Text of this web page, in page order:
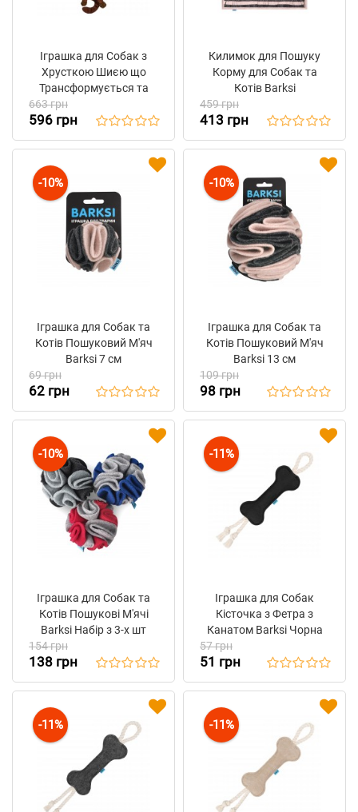
Іграшка для Собак з
Хрусткою Шиєю що
Трансформується та
Піщалкою Barksi Мавпа
38 см
663 грн
596 грн
Килимок для Пошуку
Корму для Собак та
Котів Barksi
459 грн
413 грн
-10%
Іграшка для Собак та
Котів Пошуковий М'яч
Barksi 7 см
69 грн
62 грн
-10%
Іграшка для Собак та
Котів Пошуковий М'яч
Barksi 13 см
109 грн
98 грн
-10%
Іграшка для Собак та
Котів Пошукові М'ячі
Barksi Набір з 3-х шт
154 грн
138 грн
-11%
Іграшка для Собак
Кісточка з Фетра з
Канатом Barksi Чорна
57 грн
51 грн
-11% -11%